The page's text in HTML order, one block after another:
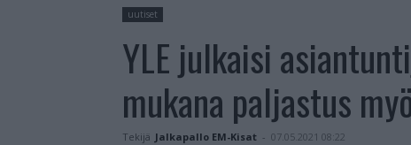
uutiset
YLE julkaisi
mukana paljastus
Tekijä Jalkapallo EM-Kisat - 07.05.2021 08:22